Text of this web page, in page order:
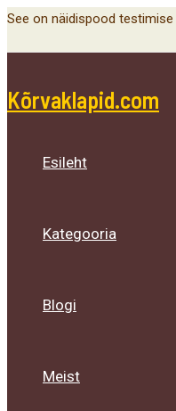
Skip
See on näidispood
Kõrvaklapid.com
Esileht
Kategooria
Blogi
Meist
Main
Menu